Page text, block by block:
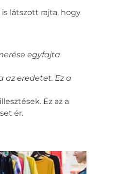
látszott rajta, hogy
egyfajta
az eredetet. Ez a
Ez az a
ér.